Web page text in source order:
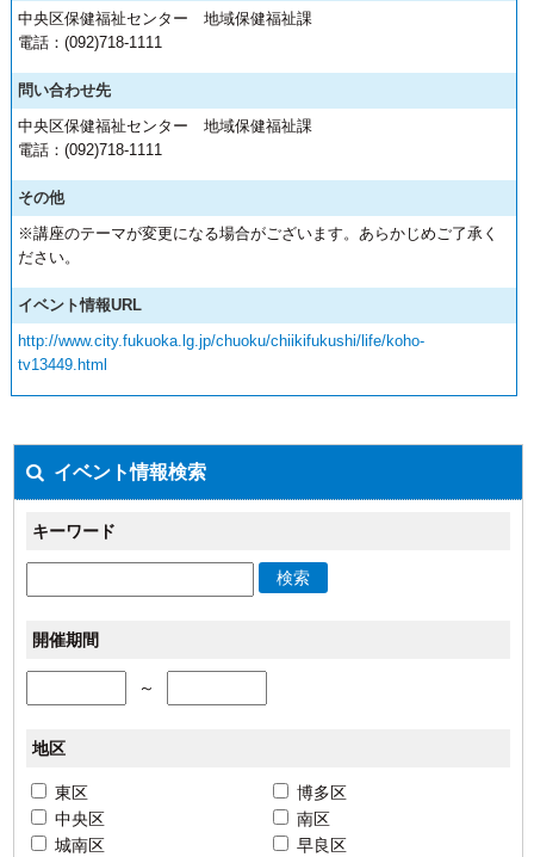
中央区保健福祉センター 地域保健福祉課
電話：(092)718-1111
問い合わせ先
中央区保健福祉センター 地域保健福祉課
電話：(092)718-1111
その他
※講座のテーマが変更になる場合がございます。あらかじめご了承く
ださい。
イベント情報URL
http://www.city.fukuoka.lg.jp/chuoku/chiikifukushi/life/koho-
tv13449.html
イベント情報検索
キーワード
検索
開催期間
～
地区
東区
博多区
中央区
南区
城南区
早良区